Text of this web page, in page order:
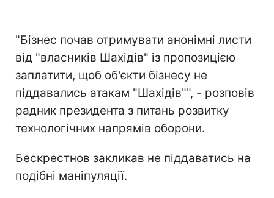
"Бізнес почав отримувати анонімні листи
від "власників Шахідів" із пропозицією
заплатити, щоб об'єкти бізнесу не
піддавались атакам "Шахідів"", - розповів
радник президента з питань розвитку
технологічних напрямів оборони.
Бескрестнов закликав не піддаватись на
подібні маніпуляції.